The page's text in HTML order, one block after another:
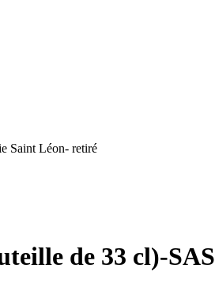
Saint Léon- retiré
de 33 cl)-